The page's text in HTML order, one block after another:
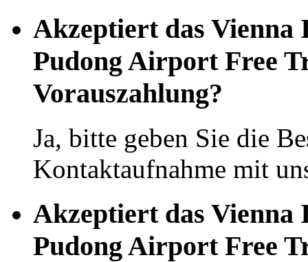
Akzeptiert das Vienna
Pudong Airport Free
Vorauszahlung?
Ja, bitte geben Sie die
Kontaktaufnahme mit
Akzeptiert das Vienna
Pudong Airport Free